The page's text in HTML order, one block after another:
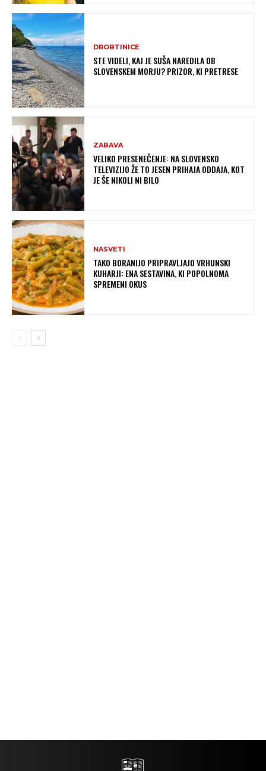
DROBTINICE
STE VIDELI, KAJ JE SUŠA NAREDILA OB
SLOVENSKEM MORJU? PRIZOR, KI PRETRESE
ZABAVA
VELIKO PRESENEČENJE: NA SLOVENSKO
TELEVIZIJO ŽE TO JESEN PRIHAJA ODDAJA, KOT
JE ŠE NIKOLI NI BILO
NASVETI
TAKO BORANIJO PRIPRAVLJAJO VRHUNSKI
KUHARJI: ENA SESTAVINA, KI POPOLNOMA
SPREMENI OKUS